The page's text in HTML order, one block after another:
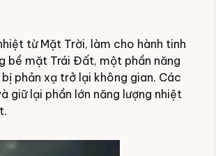
từ Mặt Trời, làm cho hành tinh
bề mặt Trái Đất, một phần năng
phản xạ trở lại không gian. Các
giữ lại phần lớn năng lượng nhiệt